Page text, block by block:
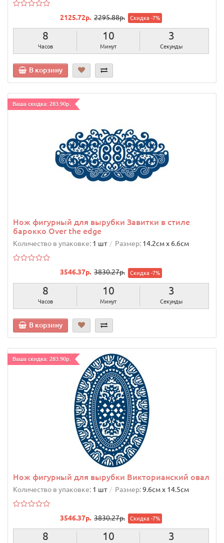
2125.72р. 2295.88р. Скидка -7%
8
Часов
10
Минут
2
Секунды
В корзину
Ваша скидка: 283.90р.
Нож фигурный для вырубки Завитки в стиле
барокко Over the edge
Количество в упаковке: 1 шт Размер: 14.2cм х 6.6cм
3546.37р. 3830.27р. Скидка -7%
8
Часов
10
Минут
2
Секунды
В корзину
Ваша скидка: 283.90р.
Нож фигурный для вырубки Викторианский овал
Количество в упаковке: 1 шт Размер:9.6cм х 14.5cм
3546.37р. 3830.27р. Скидка -7%
8 10 2